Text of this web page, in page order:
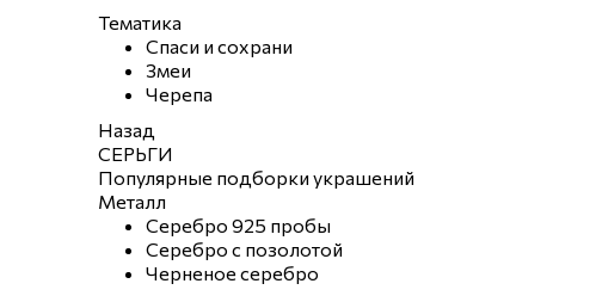
Тематика
Спаси и сохрани
Змеи
Черепа
Назад
СЕРЬГИ
Популярные подборки украшений
Металл
Серебро 925 пробы
Серебро с позолотой
Черненое серебро